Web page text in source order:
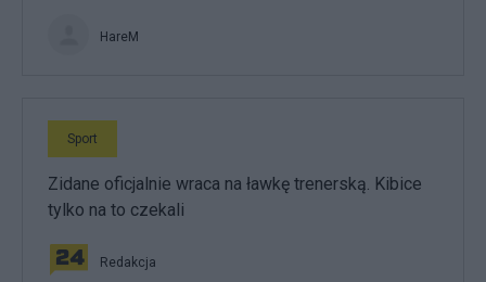
HareM
Sport
Zidane oficjalnie wraca na ławkę trenerską. Kibice
tylko na to czekali
Redakcja